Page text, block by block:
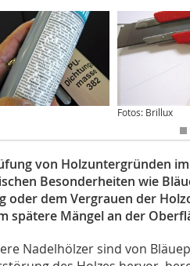
Fotos: Brillux
von Holzuntergründen
Besonderheiten wie
oder dem Vergrauen der
spätere Mängel an der
Nadelhölzer sind von